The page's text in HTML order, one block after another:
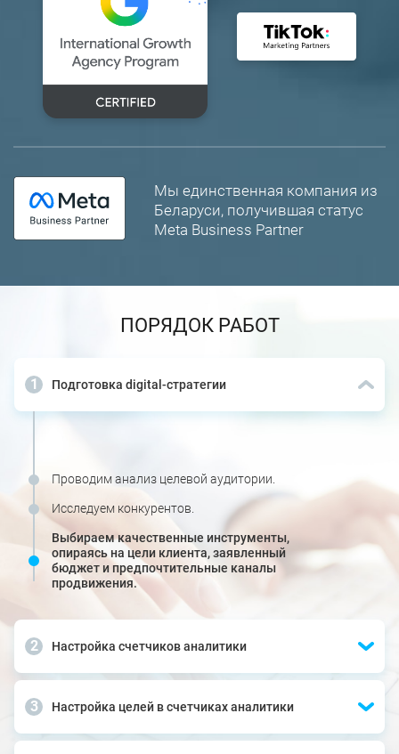
Мы единственная компания из
Беларуси, получившая статус
Meta Business Partner
ПОРЯДОК РАБОТ
Подготовка digital-стратегии
Проводим анализ целевой аудитории.
Исследуем конкурентов.
Выбираем качественные инструменты,
опираясь на цели клиента, заявленный
бюджет и предпочтительные каналы
продвижения.
Настройка счетчиков аналитики
Настройка целей в счетчиках аналитики